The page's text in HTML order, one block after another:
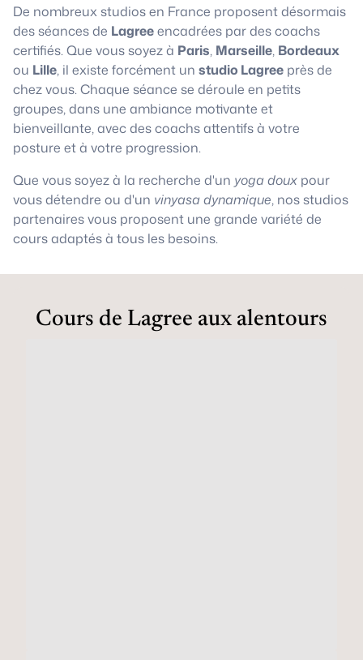
De nombreux studios en France proposent désormais
des séances de Lagreeencadrées par des coachs
certifiés. Que vous soyez à Paris, Marseille, Bordeaux
ou Lille, il existe forcément un studio Lagree près de
chez vous. Chaque séance se déroule en petits
groupes, dans une ambiance motivante et
bienveillante, avec des coachs attentifs à votre
posture et à votre progression.
Que vous soyez à la recherche d'un yoga doux pour
vous détendre ou d'un vinyasa dynamique, nos studios
partenaires vous proposent une grande variété de
cours adaptés à tous les besoins.
Cours de Lagree aux alentours